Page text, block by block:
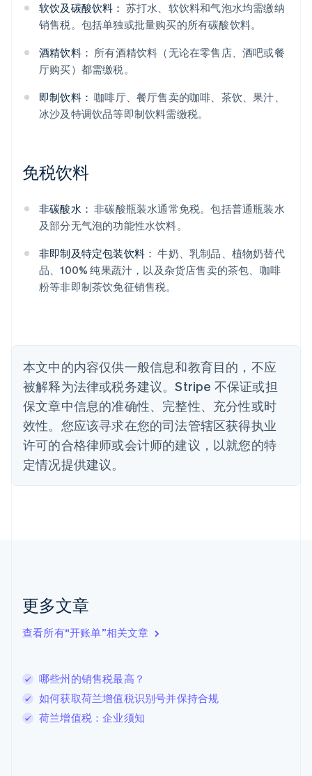
软饮及碳酸饮料： 苏打水、软饮料和气泡水均需缴纳
销售税。包括单独或批量购买的所有碳酸饮料。
酒精饮料： 所有酒精饮料（无论在零售店、酒吧或餐
厅购买）都需缴税。
即制饮料： 咖啡厅、餐厅售卖的咖啡、茶饮、果汁、
冰沙及特调饮品等即制饮料需缴税。
免税饮料
非碳酸水： 非碳酸瓶装水通常免税。包括普通瓶装水
及部分无气泡的功能性水饮料。
非即制及特定包装饮料： 牛奶、乳制品、植物奶替代
品、100% 纯果蔬汁，以及杂货店售卖的茶包、咖啡
粉等非即制茶饮免征销售税。
本文中的内容仅供一般信息和教育目的，不应
被解释为法律或税务建议。Stripe 不保证或担
保文章中信息的准确性、完整性、充分性或时
效性。您应该寻求在您的司法管辖区获得执业
许可的合格律师或会计师的建议，以就您的特
定情况提供建议。
更多文章
查看所有“开账单”相关文章
哪些州的销售税最高？
如何获取荷兰增值税识别号并保持合规
荷兰增值税：企业须知
English
爱沙尼亚
奥地利
DeutschEnglish
English
巴西
PortuguêsEnglish
English
丹麦
English
德国
DeutschEnglish
法国
FrançaisEnglish
芬兰
EnglishSvenska
English Italiano
拉脱维亚
立陶宛
DeutschEnglish
卢森堡
FrançaisDeutsch English
罗马尼亚